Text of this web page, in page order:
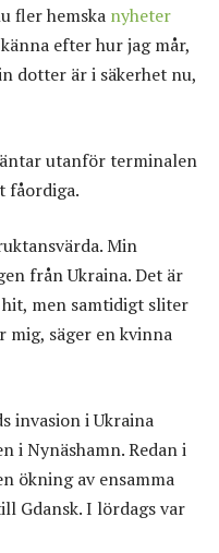
fler hemska nyheter
efter hur jag mår,
dotter är i säkerhet nu,
utanför terminalen
fåordiga.
Min
från Ukraina. Det är
men samtidigt sliter
mig, säger en kvinna
invasion i Ukraina
i Nynäshamn. Redan i
ökning av ensamma
Gdansk. I lördags var